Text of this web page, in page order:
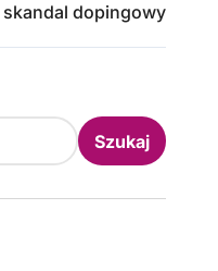
skandal dopingowy
Szukaj